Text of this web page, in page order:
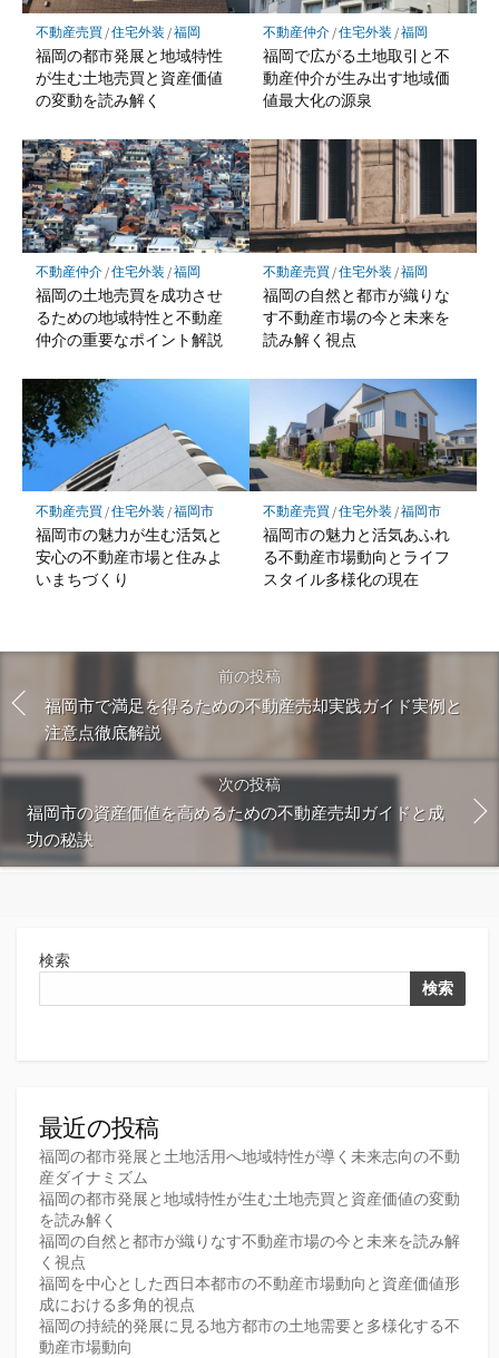
不動産売買 /住宅外装 /福岡
福岡の都市発展と地域特性
が生む土地売買と資産価値
の変動を読み解く
不動産仲介/住宅外装 /福岡
福岡で広がる土地取引と不
動産仲介が生み出す地域価
値最大化の源泉
不動産仲介/住宅外装 /福岡
福岡の土地売買を成功させ
るための地域特性と不動産
仲介の重要なポイント解説
不動産売買 /住宅外装 /福岡
福岡の自然と都市が織りな
す不動産市場の今と未来を
読み解く視点
不動産売買 /住宅外装 /福岡市
福岡市の魅力が生む活気と
安心の不動産市場と住みよ
いまちづくり
不動産売買 /住宅外装 /福岡市
福岡市の魅力と活気あふれ
る不動産市場動向とライフ
スタイル多様化の現在
前の投稿
福岡市で満足を得るための不動産売却実践ガイド実例と
注意点徹底解説
次の投稿
福岡市の資産価値を高めるための不動産売却ガイドと成
功の秘訣
検索
検索
最近の投稿
福岡の都市発展と土地活用へ地域特性が導く未来志向の不動
産ダイナミズム
福岡の都市発展と地域特性が生む土地売買と資産価値の変動
を読み解く
福岡の自然と都市が織りなす不動産市場の今と未来を読み解
く視点
福岡を中心とした西日本都市の不動産市場動向と資産価値形
成における多角的視点
福岡の持続的発展に見る地方都市の土地需要と多様化する不
動産市場動向